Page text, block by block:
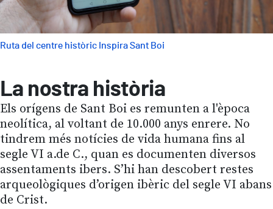
Ruta del centre històric Inspira Sant Boi
La nostra història
Els orígens de Sant Boi es remunten a l'època
neolítica, al voltant de 10.000 anys enrere. No
tindrem més notícies de vida humana fins al
segle VI a.de C., quan es documenten diversos
assentaments ibers. S’hi han descobert restes
arqueològiques d’origen ibèric del segle VI abans
de Crist.